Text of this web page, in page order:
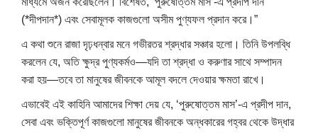
(*দীপদান*) এবং সেবামূলক কাজগুলো অসীম পুণ্যফল প্রদান করে।”
এ কথা শুনে রাজা দৃঢ়ধন্বার মনে গভীরতর শ্রদ্ধার সঞ্চার হলো। তিনি উপলব্ধি
করলেন যে, অতি ক্ষুদ্র পুণ্যকর্মও—যদি তা শ্রদ্ধা ও করুণার সাথে সম্পাদন
করা হয়—তবে তা মানুষের জীবনকে আমূল বদলে দেওয়ার ক্ষমতা রাখে।
এভাবেই এই কাহিনি আমাদের শিক্ষা দেয় যে, ‘পুরুষোত্তম মাস’-এ প্রদীপ দান,
সেবা এবং ভক্তিপূর্ণ কাজগুলো মানুষের জীবনকে অন্ধকারের গহ্বর থেকে উদ্ধার